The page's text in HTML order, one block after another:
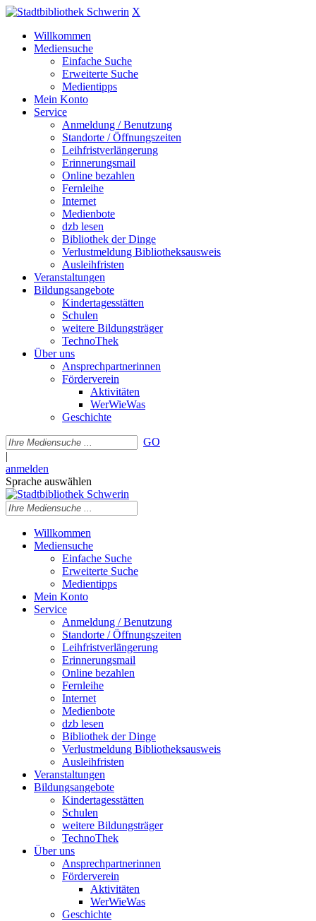
X
Willkommen
Mediensuche
Einfache Suche
Erweiterte Suche
Medientipps
Mein Konto
Service
Anmeldung / Benutzung
Standorte / Öffnungszeiten
Leihfristverlängerung
Erinnerungsmail
Online bezahlen
Fernleihe
Internet
Medienbote
dzb lesen
Bibliothek der Dinge
Verlustmeldung Bibliotheksausweis
Ausleihfristen
Veranstaltungen
Bildungsangebote
Kindertagesstätten
Schulen
weitere Bildungsträger
TechnoThek
Über uns
Ansprechpartnerinnen
Förderverein
Aktivitäten
WerWieWas
Geschichte
GO
|
anmelden
Sprache auswählen
Willkommen
Mediensuche
Einfache Suche
Erweiterte Suche
Medientipps
Mein Konto
Service
Anmeldung / Benutzung
Standorte / Öffnungszeiten
Leihfristverlängerung
Erinnerungsmail
Online bezahlen
Fernleihe
Internet
Medienbote
dzb lesen
Bibliothek der Dinge
Verlustmeldung Bibliotheksausweis
Ausleihfristen
Veranstaltungen
Bildungsangebote
Kindertagesstätten
Schulen
weitere Bildungsträger
TechnoThek
Über uns
Ansprechpartnerinnen
Förderverein
Aktivitäten
WerWieWas
Geschichte